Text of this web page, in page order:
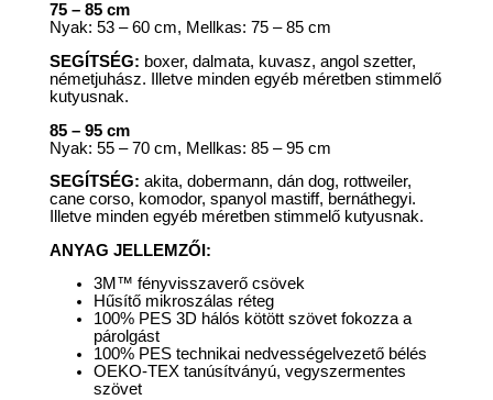
75 – 85 cm
Nyak: 53 – 60 cm, Mellkas: 75 – 85 cm
SEGÍTSÉG: boxer, dalmata, kuvasz, angol szetter,
németjuhász. Illetve minden egyéb méretben stimmelő
kutyusnak.
85 – 95 cm
Nyak: 55 – 70 cm, Mellkas: 85 – 95 cm
SEGÍTSÉG: akita, dobermann, dán dog, rottweiler,
cane corso, komodor, spanyol mastiff, bernáthegyi.
Illetve minden egyéb méretben stimmelő kutyusnak.
ANYAG JELLEMZŐI:
3M™️ fényvisszaverő csövek
Hűsítő mikroszálas réteg
100% PES 3D hálós kötött szövet fokozza a
párolgást
100% PES technikai nedvességelvezető bélés
OEKO-TEX tanúsítványú, vegyszermentes
szövet